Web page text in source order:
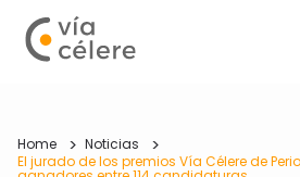
Home
Noticias
El jurado de los premios Vía Célere de